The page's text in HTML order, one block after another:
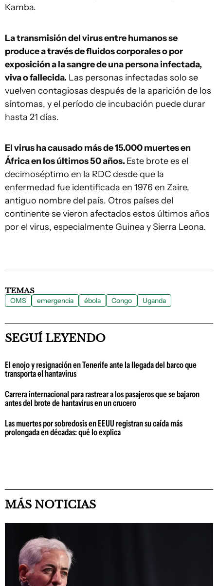
Kamba.
La transmisión del virus entre humanos se
produce a través de fluidos corporales o por
exposición a la sangre de una persona infectada,
viva o fallecida. Las personas infectadas solo se
vuelven contagiosas después de la aparición de los
síntomas, y el período de incubación puede durar
hasta 21 días.
El virus ha causado más de 15.000 muertes en
África en los últimos 50 años. Este brote es el
decimoséptimo en la RDC desde que la
enfermedad fue identificada en 1976 en Zaire,
antiguo nombre del país. Otros países del
continente se vieron afectados estos últimos años
por el virus, especialmente Guinea y Sierra Leona.
TEMAS
OMS emergencia ébola Congo Uganda
SEGUÍ LEYENDO
El enojo y resignación en Tenerife ante la llegada del barco que
transporta el hantavirus
Carrera internacional para rastrear a los pasajeros que se bajaron
antes del brote de hantavirus en un crucero
Las muertes por sobredosis en EEUU registran su caída más
prolongada en décadas: qué lo explica
MÁS NOTICIAS